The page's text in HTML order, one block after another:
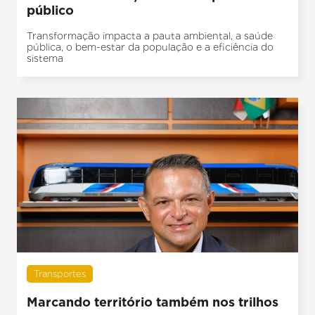
público
Transformação impacta a pauta ambiental, a saúde
pública, o bem-estar da população e a eficiência do
sistema
Transportes
Marcando território também nos trilhos